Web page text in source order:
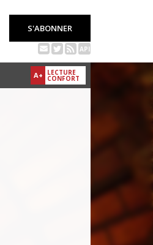
S'ABONNER
API
A+ LECTURE
CONFORT